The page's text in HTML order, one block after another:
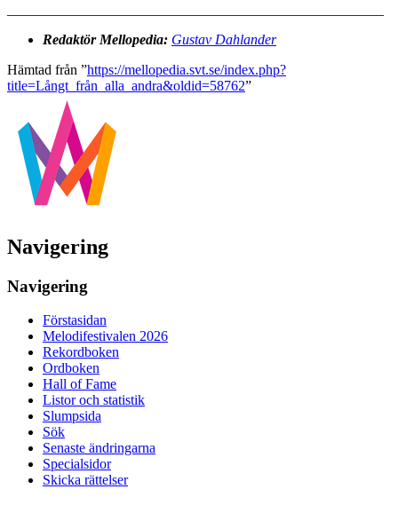
Redaktör Mellopedia: Gustav Dahlander
Hämtad från ”https://mellopedia.svt.se/index.php?
title=Långt_från_alla_andra&oldid=58762”
Navigering
Navigering
Förstasidan
Melodifestivalen 2026
Rekordboken
Ordboken
Hall of Fame
Listor och statistik
Slumpsida
Sök
Senaste ändringarna
Specialsidor
Skicka rättelser